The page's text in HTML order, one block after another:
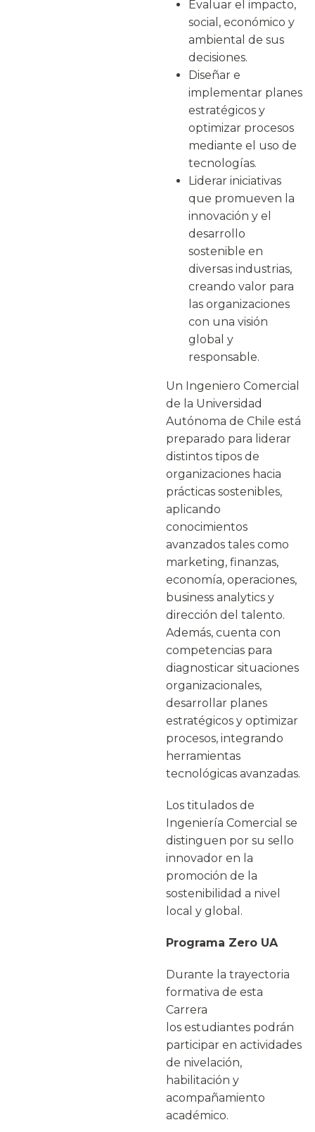
Evaluar el impacto,
social, económico y
ambiental de sus
decisiones.
Diseñar e
implementar planes
estratégicos y
optimizar procesos
mediante el uso de
tecnologías.
Liderar iniciativas
que promueven la
innovación y el
desarrollo
sostenible en
diversas industrias,
creando valor para
las organizaciones
con una visión
global y
responsable.
Un Ingeniero Comercial
de la Universidad
Autónoma de Chile está
preparado para liderar
distintos tipos de
organizaciones hacia
prácticas sostenibles,
aplicando
conocimientos
avanzados tales como
marketing, finanzas,
economía, operaciones,
business analytics y
dirección del talento.
Además, cuenta con
competencias para
diagnosticar situaciones
organizacionales,
desarrollar planes
estratégicos y optimizar
procesos, integrando
herramientas
tecnológicas avanzadas.
Los titulados de
Ingeniería Comercial se
distinguen por su sello
innovador en la
promoción de la
sostenibilidad a nivel
local y global.
Programa Zero UA
Durante la trayectoria
formativa de esta
Carrera
los estudiantes podrán
participar en actividades
de nivelación,
habilitación y
acompañamiento
académico.